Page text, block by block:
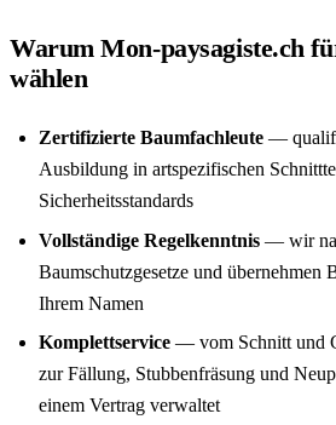
Warum Mon-paysagiste.ch
wählen
Zertifizierte Baumfachleute —
Ausbildung in artspezifischen
Sicherheitsstandards
Vollständige Regelkenntnis — wir
Baumschutzgesetze und übernehmen
Ihrem Namen
Komplettservice — vom Schnitt und
zur Fällung, Stubbenfräsung und
einem Vertrag verwaltet